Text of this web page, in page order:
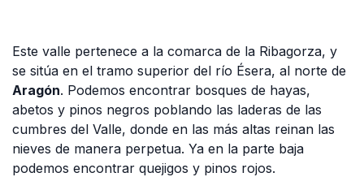
Este valle pertenece a la comarca de la Ribagorza, y
se sitúa en el tramo superior del río Ésera, al norte de
Aragón. Podemos encontrar bosques de hayas,
abetos y pinos negros poblando las laderas de las
cumbres del Valle, donde en las más altas reinan las
nieves de manera perpetua. Ya en la parte baja
podemos encontrar quejigos y pinos rojos.